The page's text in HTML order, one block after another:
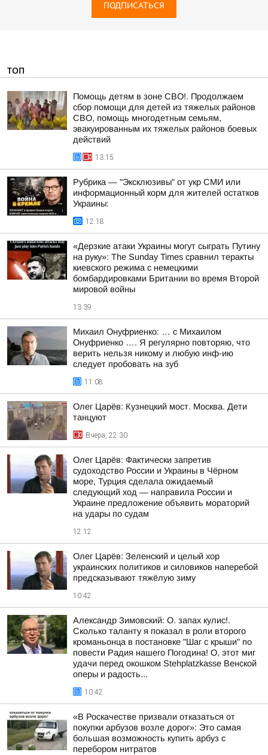
ПОДПИСАТЬСЯ
ТОП
Помощь детям в зоне СВО!. Продолжаем
сбор помощи для детей из тяжелых районов
СВО, помощь многодетным семьям,
эвакуированным их тяжелых районов боевых
действий
13:15
Рубрика — "Эксклюзивы" от укр СМИ или
информационный корм для жителей остатков
Украины:
12:18
«Дерзкие атаки Украины могут сыграть Путину
на руку»: The Sunday Times сравнил теракты
киевского режима с немецкими
бомбардировками Британии во время Второй
мировой войны
13:39
Михаил Онуфриенко: … с Михаилом
Онуфриенко …. Я регулярно повторяю, что
верить нельзя никому и любую инф-ию
следует пробовать на зуб
11:08
Олег Царёв: Кузнецкий мост. Москва. Дети
танцуют
Вчера, 22:30
Олег Царёв: Фактически запретив
судоходство России и Украины в Чёрном
море, Турция сделала ожидаемый
следующий ход — направила России и
Украине предложение объявить мораторий
на удары по судам
12:12
Олег Царёв: Зеленский и целый хор
украинских политиков и силовиков наперебой
предсказывают тяжёлую зиму
10:42
Александр Зимовский: О. запах кулис!.
Сколько таланту я показал в роли второго
кроманьонца в постановке "Шаг с крыши" по
повести Радия нашего Погодина! О, этот миг
удачи перед окошком Stehplatzkasse Венской
оперы и радость...
10:42
«В Роскачестве призвали отказаться от
покупки арбузов возле дорог»: Это самая
большая возможность купить арбуз с
перебором нитратов